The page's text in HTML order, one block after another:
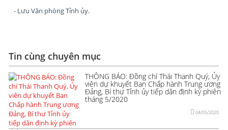
- Lưu Văn phòng Tỉnh ủy.
Tin cùng chuyên mục
THÔNG BÁO: Đồng chí Thái Thanh Quý, Ủy
viên dự khuyết Ban Chấp hành Trung ương
Đảng, Bí thư Tỉnh ủy tiếp dân định kỳ phiên
tháng 5/2020
04/05/2020